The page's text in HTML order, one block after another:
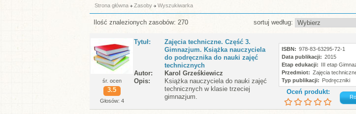
Strona główna Zasoby Wyszukiwarka
Ilość znalezionych zasobów: 270 sortuj według:
śr. ocen
3.5
Głosów: 4
Tytuł
Zajęcia techniczne. Część 3.
Gimnazjum. Książka nauczyciela
do podręcznika do nauki zajęć
technicznych
Autor
Karol Grześkiewicz
Opis
Książka nauczyciela do nauki zajęć
technicznych w klasie trzeciej
gimnazjum.
ISBN
978-83-63295-72-1
Data publikacji
2015
Etap edukacji
III etap
Przedmiot
Zajęcia
Typ publikacji
Podręczniki
Oceń produkt: